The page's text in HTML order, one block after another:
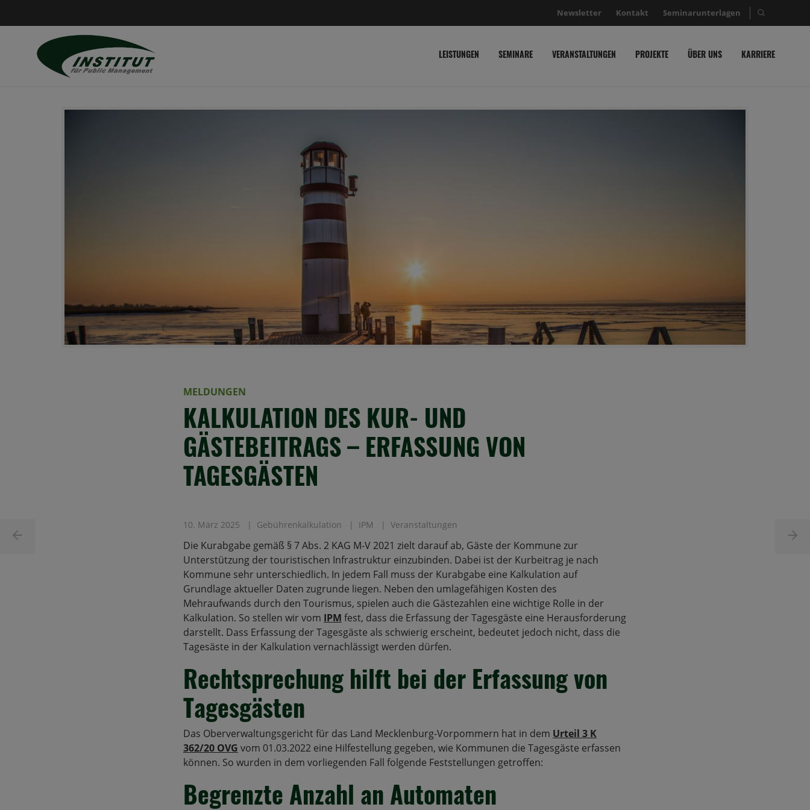
Newsletter Kontakt Seminarunterlagen Suche
LEISTUNGEN SEMINARE VERANSTALTUNGEN PROJEKTE ÜBER UNS KARRIERE
MELDUNGEN
KALKULATION DES KUR- UND
GÄSTEBEITRAGS – ERFASSUNG VON
TAGESGÄSTEN
10. März 2025 Gebührenkalkulation IPM Veranstaltungen
Die Kurabgabe gemäß § 7 Abs. 2 KAG M-V 2021 zielt darauf ab, Gäste der Kommune zur
Unterstützung der touristischen Infrastruktur einzubinden. Dabei ist der Kurbeitrag je nach
Kommune sehr unterschiedlich. In jedem Fall muss der Kurabgabe eine Kalkulation auf
Grundlage aktueller Daten zugrunde liegen. Neben den umlagefähigen Kosten des
Mehraufwands durch den Tourismus, spielen auch die Gästezahlen eine wichtige Rolle in der
Kalkulation. So stellen wir vom IPM fest, dass die Erfassung der Tagesgäste eine Herausforderung
darstellt. Dass Erfassung der Tagesgäste als schwierig erscheint, bedeutet jedoch nicht, dass die
Tagesäste in der Kalkulation vernachlässigt werden dürfen.
Rechtsprechung hilft bei der Erfassung von
Tagesgästen
Das Oberverwaltungsgericht für das Land Mecklenburg-Vorpommern hat in dem Urteil 3 K
362/20 OVG vom 01.03.2022 eine Hilfestellung gegeben, wie Kommunen die Tagesgäste erfassen
können. So wurden in dem vorliegenden Fall folgende Feststellungen getroffen:
Begrenzte Anzahl an Automaten